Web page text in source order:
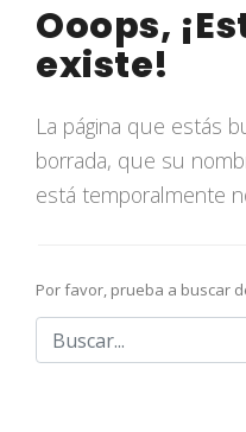
Ooops,
existe!
La página que estás
borrada, que su
está temporalmente
Por favor, prueba a buscar